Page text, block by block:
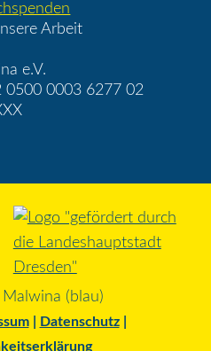
Arbeit
e.V.
0500 0003 6277 02
| Datenschutz|